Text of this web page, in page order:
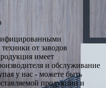
от заводов
имеет
и обслуживание
у нас - можете быть
продукции и